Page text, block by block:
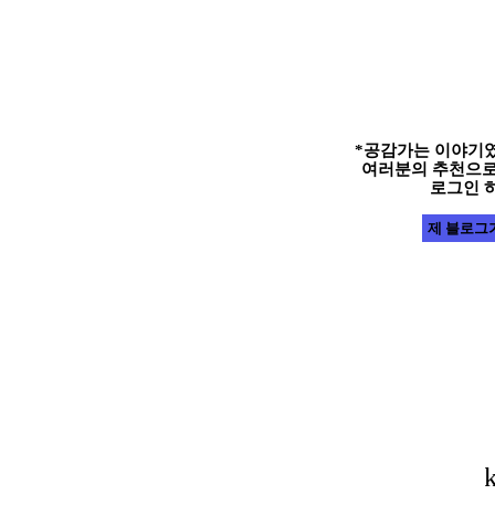
*공감가는 이야기
여러분의 추천으
로그인
제 블로그